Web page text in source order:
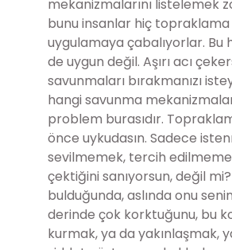
mekanizmalarını listelemek
bunu insanlar hiç
uygulamaya çabalıyorlar. Bu
de uygun değil. Aşırı acı
savunmaları bırakmanızı
hangi savunma
problem burasıdır.
önce uykudasın. Sadece
sevilmemek, tercih
çektiğini sanıyorsun, değil mi?
bulduğunda, aslında onu
derinde çok korktuğunu, bu
kurmak, ya da yakınlaşmak,